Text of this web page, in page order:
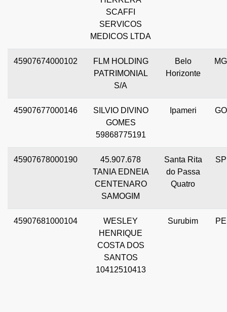
SCAFFI
SERVICOS
MEDICOS LTDA
45907674000102
FLM HOLDING
PATRIMONIAL
S/A
Belo
Horizonte
MG
45907677000146
SILVIO DIVINO
GOMES
59868775191
Ipameri GO
45907678000190
45.907.678
TANIA EDNEIA
CENTENARO
SAMOGIM
Santa Rita
do Passa
Quatro
SP
45907681000104
WESLEY
HENRIQUE
COSTA DOS
SANTOS
10412510413
Surubim PE